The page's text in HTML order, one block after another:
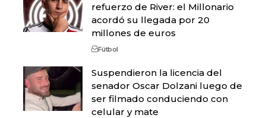
refuerzo de River: el Millonario
acordó su llegada por 20
millones de euros
Fútbol
Suspendieron la licencia del
senador Oscar Dolzani luego de
ser filmado conduciendo con
celular y mate